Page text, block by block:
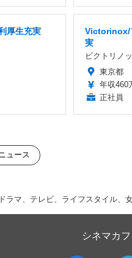
厚生充実
Victorinox/
実
ビクトリノ
東京都
年収460
正社員
ュース
ラマ、テレビ、ライフスタイル、
シネマカ